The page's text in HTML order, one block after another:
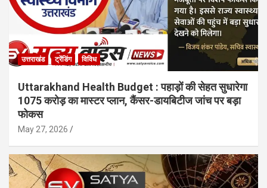
उत्तराखंड ट्रेंडिंग विविध
Uttarakhand Health Budget : पहाड़ों की सेहत सुधारेगा
1075 करोड़ का मास्टर प्लान, कैंसर-डायबिटीज जांच पर बड़ा
फोकस
May 27, 2026